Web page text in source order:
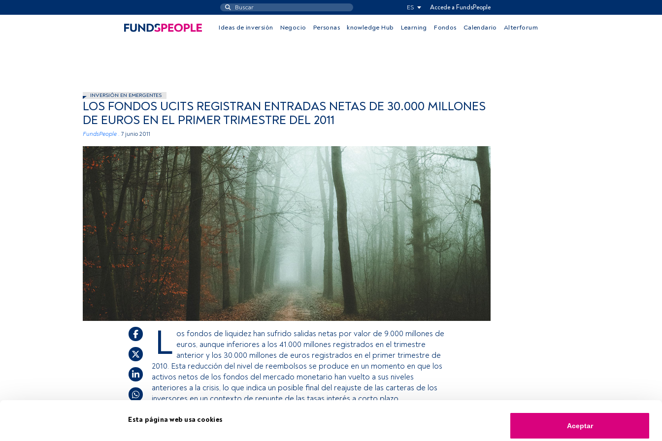
Esta página web usa cookies
Aceptar
ES Accede a FundsPeople
Ideas de inversión Negocio Personas knowledge Hub Learning Fondos Calendario Alterforum
INVERSIÓN EN EMERGENTES
LOS FONDOS UCITS REGISTRAN ENTRADAS NETAS DE 30.000 MILLONES
DE EUROS EN EL PRIMER TRIMESTRE DEL 2011
FundsPeople . 7 junio 2011
L os fondos de liquidez han sufrido salidas netas por valor de 9.000 millones de
euros, aunque inferiores a los 41.000 millones registrados en el trimestre
anterior y los 30.000 millones de euros registrados en el primer trimestre de
2010. Esta reducción del nivel de reembolsos se produce en un momento en que los
activos netos de los fondos del mercado monetario han vuelto a sus niveles
anteriores a la crisis, lo que indica un posible final del reajuste de las carteras de los
inversores en un contexto de repunte de las tasas interés a corto plazo.